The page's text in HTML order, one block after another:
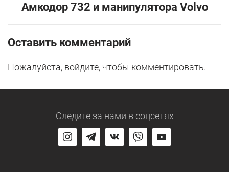
Амкодор 732 и манипулятора Volvo
Оставить комментарий
Пожалуйста, войдите, чтобы комментировать.
Следите за нами в соцсетях